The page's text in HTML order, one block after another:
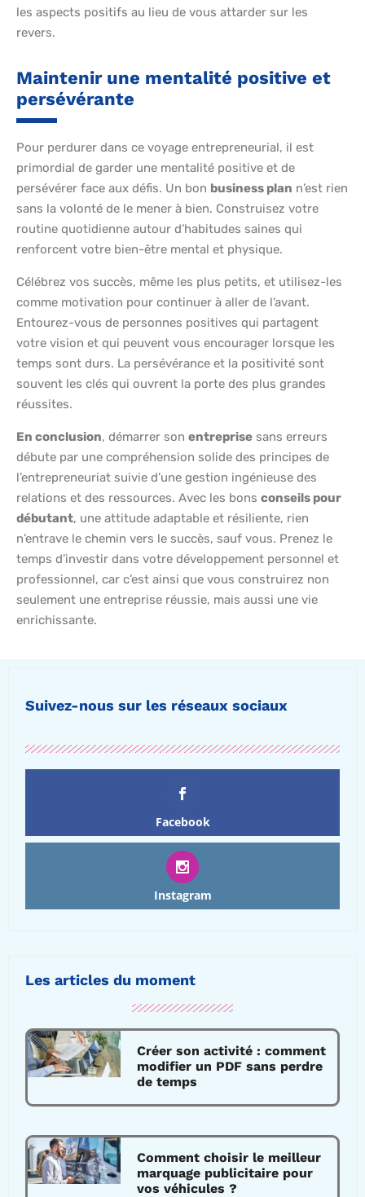
les aspects positifs au lieu de vous attarder sur les
revers.
Maintenir une mentalité positive et
persévérante
Pour perdurer dans ce voyage entrepreneurial, il est
primordial de garder une mentalité positive et de
persévérer face aux défis. Un bon business plan n’est rien
sans la volonté de le mener à bien. Construisez votre
routine quotidienne autour d’habitudes saines qui
renforcent votre bien-être mental et physique.
Célébrez vos succès, même les plus petits, et utilisez-les
comme motivation pour continuer à aller de l’avant.
Entourez-vous de personnes positives qui partagent
votre vision et qui peuvent vous encourager lorsque les
temps sont durs. La persévérance et la positivité sont
souvent les clés qui ouvrent la porte des plus grandes
réussites.
En conclusion, démarrer son entreprise sans erreurs
débute par une compréhension solide des principes de
l’entrepreneuriat suivie d’une gestion ingénieuse des
relations et des ressources. Avec les bons conseils pour
débutant, une attitude adaptable et résiliente, rien
n’entrave le chemin vers le succès, sauf vous. Prenez le
temps d’investir dans votre développement personnel et
professionnel, car c’est ainsi que vous construirez non
seulement une entreprise réussie, mais aussi une vie
enrichissante.
Suivez-nous sur les réseaux sociaux
Facebook
Instagram
Les articles du moment
Créer son activité : comment
modifier un PDF sans perdre
de temps
Comment choisir le meilleur
marquage publicitaire pour
vos véhicules ?